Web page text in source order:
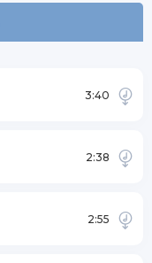
3:40
2:38
2:55